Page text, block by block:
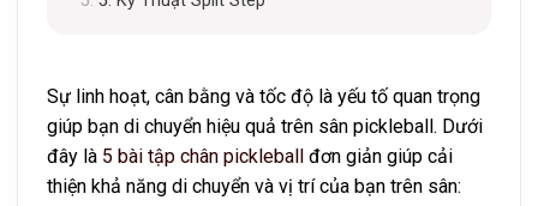
Sự linh hoạt, cân bằng và tốc độ là yếu tố quan trọng
giúp bạn di chuyển hiệu quả trên sân pickleball. Dưới
đây là 5 bài tập chân pickleball đơn giản giúp cải
thiện khả năng di chuyển và vị trí của bạn trên sân: